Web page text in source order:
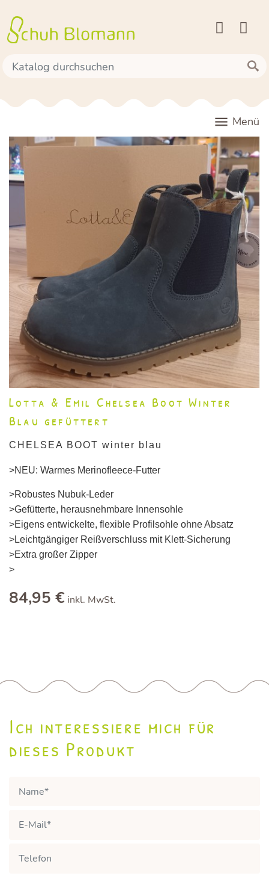
 Menü
Lotta & Emil Chelsea Boot Winter
Blau gefüttert
CHELSEA BOOT winter blau
>NEU: Warmes Merinofleece-Futter
>Robustes Nubuk-Leder
>Gefütterte, herausnehmbare Innensohle
>Eigens entwickelte, flexible Profilsohle ohne Absatz
>Leichtgängiger Reißverschluss mit Klett-Sicherung
>Extra großer Zipper
>
84,95 € inkl. MwSt.
Ich interessiere mich für
dieses Produkt